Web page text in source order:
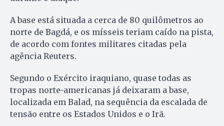
A base está situada a cerca de 80 quilômetros ao
norte de Bagdá, e os mísseis teriam caído na pista,
de acordo com fontes militares citadas pela
agência Reuters.
Segundo o Exército iraquiano, quase todas as
tropas norte-americanas já deixaram a base,
localizada em Balad, na sequência da escalada de
tensão entre os Estados Unidos e o Irã.